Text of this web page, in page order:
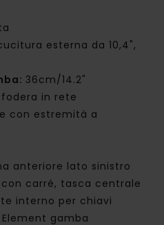
esterna da 10,4",
36cm/14.2"
in rete
con estremità a
anteriore lato sinistro
carré, tasca centrale
interno per chiavi
gamba